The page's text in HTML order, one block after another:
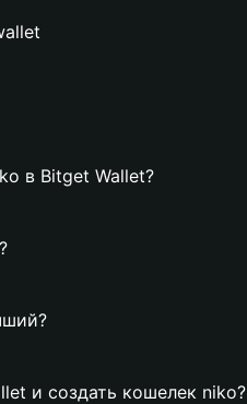
в Bitget Wallet?
и создать кошелек niko?